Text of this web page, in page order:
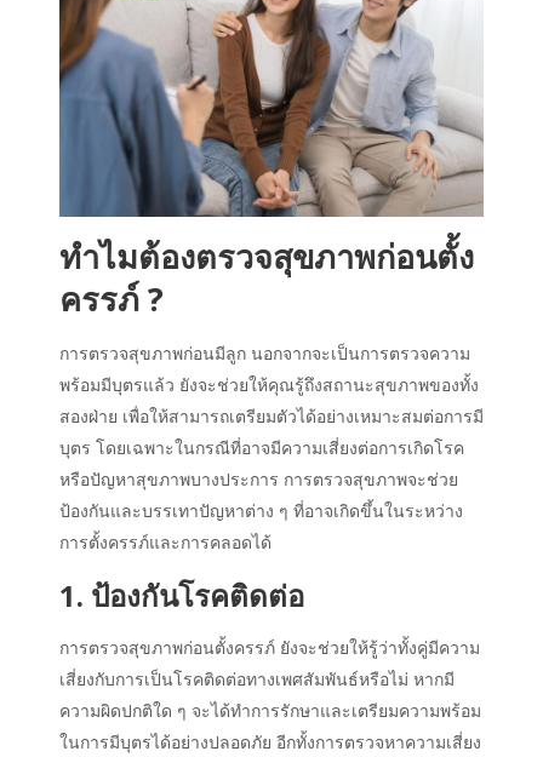
ทำไมต้องตรวจสุขภาพก่อนตั้ง
ครรภ์ ?
การตรวจสุขภาพก่อนมีลูก นอกจากจะเป็นการตรวจความ
พร้อมมีบุตรแล้ว ยังจะช่วยให้คุณรู้ถึงสถานะสุขภาพของทั้ง
สองฝ่าย เพื่อให้สามารถเตรียมตัวได้อย่างเหมาะสมต่อการมี
บุตร โดยเฉพาะในกรณีที่อาจมีความเสี่ยงต่อการเกิดโรค
หรือปัญหาสุขภาพบางประการ การตรวจสุขภาพจะช่วย
ป้องกันและบรรเทาปัญหาต่าง ๆ ที่อาจเกิดขึ้นในระหว่าง
การตั้งครรภ์และการคลอดได้
1. ป้องกันโรคติดต่อ
การตรวจสุขภาพก่อนตั้งครรภ์ ยังจะช่วยให้รู้ว่าทั้งคู่มีความ
เสี่ยงกับการเป็นโรคติดต่อทางเพศสัมพันธ์หรือไม่ หากมี
ความผิดปกติใด ๆ จะได้ทำการรักษาและเตรียมความพร้อม
ในการมีบุตรได้อย่างปลอดภัย อีกทั้งการตรวจหาความเสี่ยง